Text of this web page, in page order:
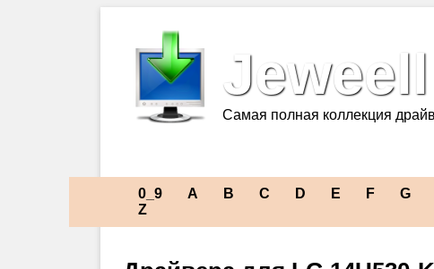
Jeweell
Самая полная коллекция
0_9 A B C D E F G
Z